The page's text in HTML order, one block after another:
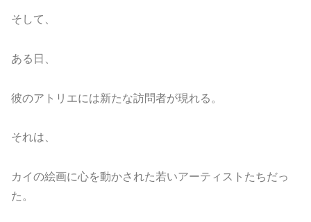
そして、
ある日、
彼のアトリエには新たな訪問者が現れる。
それは、
カイの絵画に心を動かされた若いアーティストたちだっ
た。